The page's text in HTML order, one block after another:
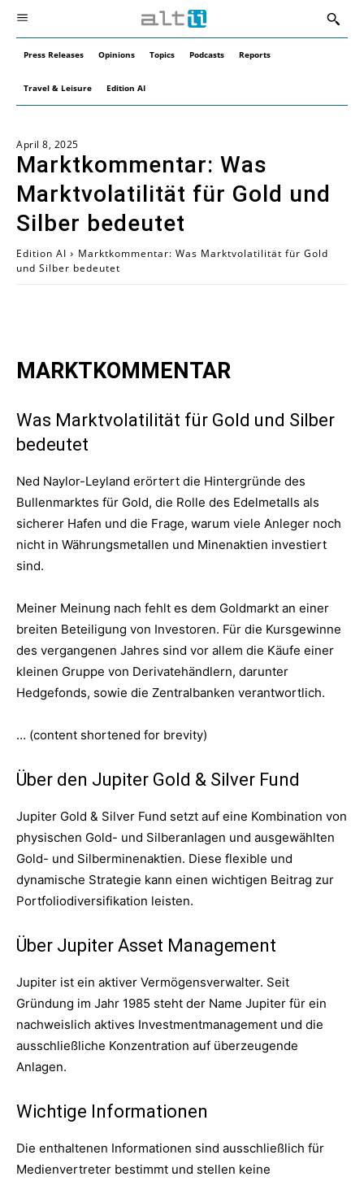
Press Releases Opinions Topics Podcasts Reports
Travel & Leisure Edition AI
April 8, 2025
Marktkommentar: Was
Marktvolatilität für Gold und
Silber bedeutet
Edition AI
Marktkommentar: Was Marktvolatilität für Gold
und Silber bedeutet
MARKTKOMMENTAR
Was Marktvolatilität für Gold und Silber
bedeutet
Ned Naylor-Leyland erörtert die Hintergründe des
Bullenmarktes für Gold, die Rolle des Edelmetalls als
sicherer Hafen und die Frage, warum viele Anleger noch
nicht in Währungsmetallen und Minenaktien investiert
sind.
Meiner Meinung nach fehlt es dem Goldmarkt an einer
breiten Beteiligung von Investoren. Für die Kursgewinne
des vergangenen Jahres sind vor allem die Käufe einer
kleinen Gruppe von Derivatehändlern, darunter
Hedgefonds, sowie die Zentralbanken verantwortlich.
… (content shortened for brevity)
Über den Jupiter Gold & Silver Fund
Jupiter Gold & Silver Fund setzt auf eine Kombination von
physischen Gold- und Silberanlagen und ausgewählten
Gold- und Silberminenaktien. Diese flexible und
dynamische Strategie kann einen wichtigen Beitrag zur
Portfoliodiversifikation leisten.
Über Jupiter Asset Management
Jupiter ist ein aktiver Vermögensverwalter. Seit
Gründung im Jahr 1985 steht der Name Jupiter für ein
nachweislich aktives Investmentmanagement und die
ausschließliche Konzentration auf überzeugende
Anlagen.
Wichtige Informationen
Die enthaltenen Informationen sind ausschließlich für
Medienvertreter bestimmt und stellen keine